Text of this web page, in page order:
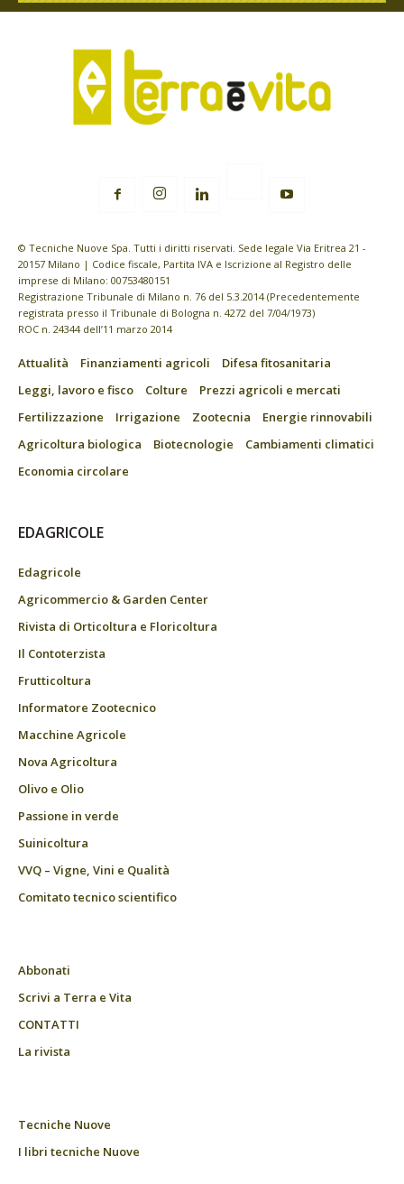
© Tecniche Nuove Spa. Tutti i diritti riservati. Sede legale Via Eritrea 21 -
20157 Milano | Codice fiscale, Partita IVA e Iscrizione al Registro delle
imprese di Milano: 00753480151
Registrazione Tribunale di Milano n. 76 del 5.3.2014 (Precedentemente
registrata presso il Tribunale di Bologna n. 4272 del 7/04/1973)
ROC n. 24344 dell’11 marzo 2014
Attualità Finanziamenti agricoli
Difesa fitosanitaria
Leggi, lavoro e fisco
Colture
Prezzi agricoli e mercati
Fertilizzazione
Irrigazione Zootecnia
Energie rinnovabili
Agricoltura biologica
Biotecnologie
Cambiamenti climatici
Economia circolare
EDAGRICOLE
Edagricole
Agricommercio & Garden Center
Rivista di Orticoltura e Floricoltura
Il Contoterzista
Frutticoltura
Informatore Zootecnico
Macchine Agricole
Nova Agricoltura
Olivo e Olio
Passione in verde
Suinicoltura
VVQ – Vigne, Vini e Qualità
Comitato tecnico scientifico
Abbonati
Scrivi a Terra e Vita
CONTATTI
La rivista
Tecniche Nuove
I libri tecniche Nuove